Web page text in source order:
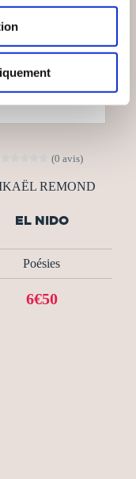
(0 avis)
REMOND
EL NIDO
Poésies
6€50